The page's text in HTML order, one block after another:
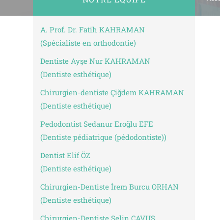
A. Prof. Dr. Fatih KAHRAMAN
(Spécialiste en orthodontie)
Dentiste Ayşe Nur KAHRAMAN
(Dentiste esthétique)
Chirurgien-dentiste Çiğdem KAHRAMAN
(Dentiste esthétique)
Pedodontist Sedanur Eroğlu EFE
(Dentiste pédiatrique (pédodontiste))
Dentist Elif ÖZ
(Dentiste esthétique)
Chirurgien-Dentiste İrem Burcu ORHAN
(Dentiste esthétique)
Chirurgien-Dentiste Selin ÇAVUŞ